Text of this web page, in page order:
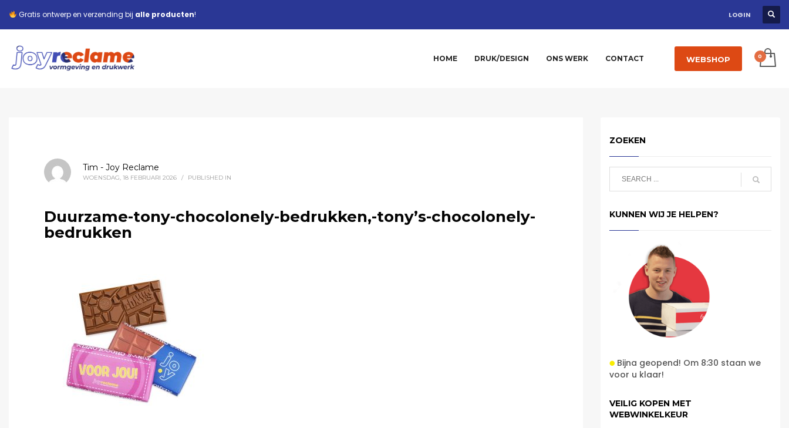
Gratis ontwerp en verzending bij alle producten! LOGIN
HOME DRUK/DESIGN ONS WERK CONTACT WEBSHOP
Tim - Joy Reclame
WOENSDAG, 18 FEBRUARI 2026 / PUBLISHED IN
Duurzame-tony-chocolonely-bedrukken,-tony’s-chocolonely-
bedrukken
ZOEKEN
KUNNEN WIJ JE HELPEN?
Bijna geopend! Om 8:30 staan we
voor u klaar!
VEILIG KOPEN MET
WEBWINKELKEUR